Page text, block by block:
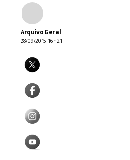
Arquivo Geral
28/09/2015 16h21